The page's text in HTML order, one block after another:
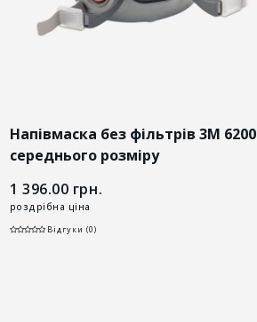
Напівмаска без фільтрів 3М 6200
середнього розміру
1 396.00 грн.
роздрібна ціна
Відгуки (0)